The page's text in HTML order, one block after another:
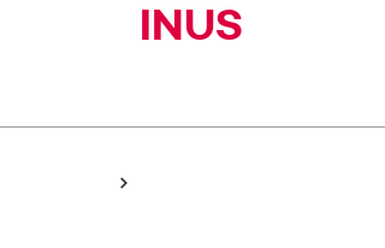
INUS